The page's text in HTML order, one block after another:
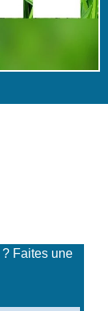
Faites une